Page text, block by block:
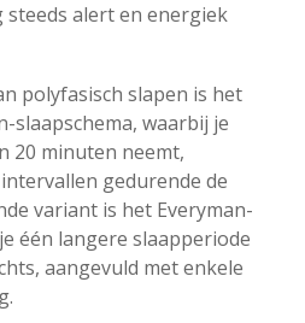
steeds alert en energiek
polyfasisch slapen is het
slaapschema, waarbij je
20 minuten neemt,
gedurende de
variant is het Everyman-
één langere slaapperiode
aangevuld met enkele